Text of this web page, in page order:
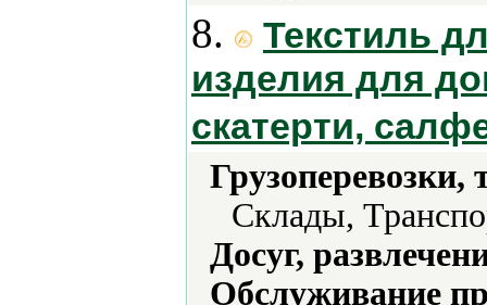
8.
Текстиль
изделия для
скатерти,
Склады,
Досуг,
Обслуживание